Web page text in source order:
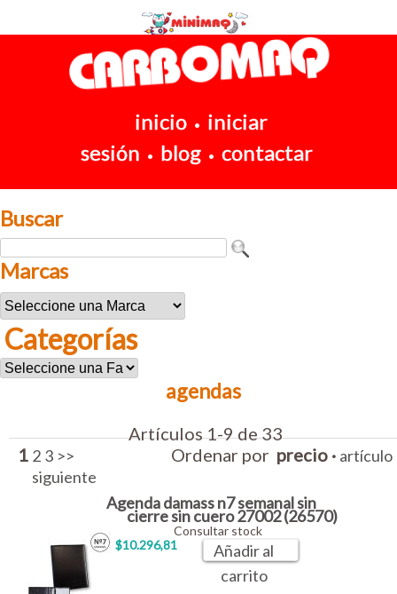
inicio • iniciar
sesión • blog • contactar
Buscar
Marcas
Categorías
agendas
Artículos 1-9 de 33
1 2 3 >>
siguiente
Ordenar por precio · artículo
Agenda damass n7 semanal sin
cierre sin cuero 27002 (26570)
$10.296,81
Consultar stock
Añadir al
carrito